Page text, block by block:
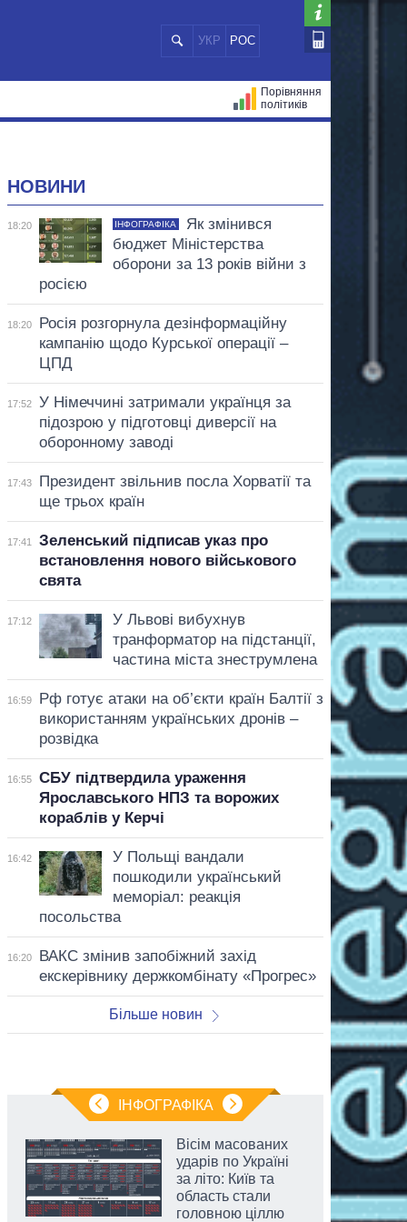
УКР РОС
Порівняння
політиків
НОВИНИ
18:20 ІНФОГРАФІКА
Як змінився
бюджет Міністерства
оборони за 13 років війни з
росією
18:20
Росія розгорнула дезінформаційну
кампанію щодо Курської операції –
ЦПД
17:52
У Німеччині затримали українця за
підозрою у підготовці диверсії на
оборонному заводі
17:43
Президент звільнив посла Хорватії та
ще трьох країн
17:41
Зеленський підписав указ про
встановлення нового військового
свята
17:12
У Львові вибухнув
транформатор на підстанції,
частина міста знеструмлена
16:59
Рф готує атаки на об’єкти країн Балтії з
використанням українських дронів –
розвідка
16:55
СБУ підтвердила ураження
Ярославського НПЗ та ворожих
кораблів у Керчі
16:42
У Польщі вандали
пошкодили український
меморіал: реакція
посольства
16:20
ВАКС змінив запобіжний захід
екскерівнику держкомбінату «Прогрес»
Більше новин
ІНФОГРАФІКА
Вісім масованих
ударів по Україні
за літо: Київ та
область стали
головною ціллю